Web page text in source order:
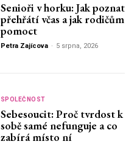
Senioři v horku: Jak poznat
přehřátí včas a jak rodičům
pomoct
Petra Zajícova - 5 srpna, 2026
SPOLEČNOST
Sebesoucit: Proč tvrdost k
sobě samé nefunguje a co
zabírá místo ní